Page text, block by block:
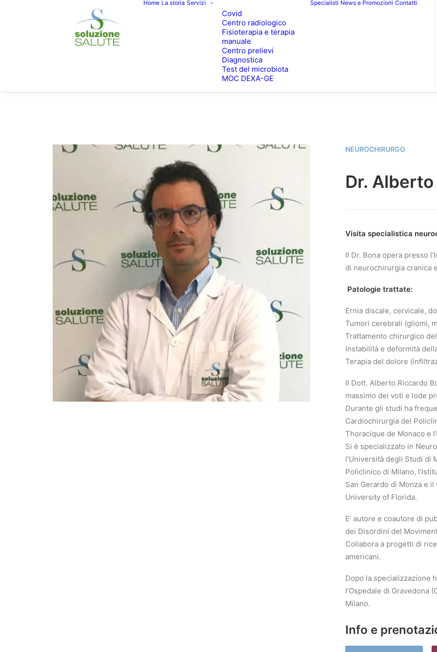
Home La storia Servizi
Covid
Centro radiologico
Fisioterapia e terapia
manuale
Centro prelievi
Diagnostica
Test del microbiota
MOC DEXA-GE
Specialisti News e Promozioni Contatti
NEUROCHIRURGO
Dr. Alberto
Visita specialistica
Il Dr. Bona opera presso
di neurochirurgia cranica
Patologie trattate:
Ernia discale, cervicale,
Tumori cerebrali (gliomi,
Trattamento chirurgico
Instabilità e deformità
Terapia del dolore
Il Dott. Alberto Riccardo
massimo dei voti e lode
Durante gli studi ha
Cardiochirurgia del
Thoracique de Monaco e
Si è specializzato in
l’Università degli Studi di
Policlinico di Milano,
San Gerardo di Monza e
University of Florida.
E’ autore e coautore di
dei Disordini del
Collabora a progetti di
americani.
Dopo la specializzazione
l’Ospedale di Gravedona
Milano.
Info e